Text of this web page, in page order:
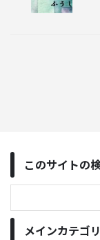
このサイトの
メインカテゴ